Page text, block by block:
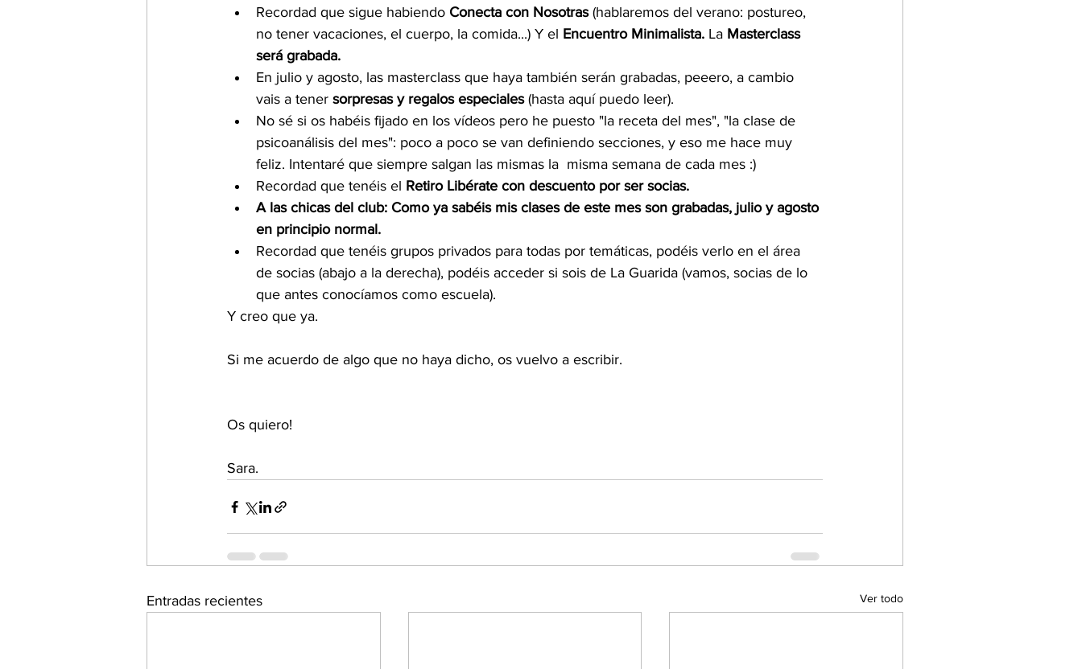
Recordad que sigue habiendo Conecta con Nosotras (hablaremos del verano: postureo,
no tener vacaciones, el cuerpo, la comida...) Y el Encuentro Minimalista. La Masterclass
será grabada.
En julio y agosto, las masterclass que haya también serán grabadas, peeero, a cambio
vais a tener sorpresas y regalos especiales (hasta aquí puedo leer).
No sé si os habéis fijado en los vídeos pero he puesto "la receta del mes", "la clase de
psicoanálisis del mes": poco a poco se van definiendo secciones, y eso me hace muy
feliz. Intentaré que siempre salgan las mismas la  misma semana de cada mes :)
Recordad que tenéis el Retiro Libérate con descuento por ser socias.
A las chicas del club: Como ya sabéis mis clases de este mes son grabadas, julio y agosto
en principio normal.
Recordad que tenéis grupos privados para todas por temáticas, podéis verlo en el área
de socias (abajo a la derecha), podéis acceder si sois de La Guarida (vamos, socias de lo
que antes conocíamos como escuela).
Y creo que ya.
Si me acuerdo de algo que no haya dicho, os vuelvo a escribir.
Os quiero!
Sara.
Entradas recientes Ver todo